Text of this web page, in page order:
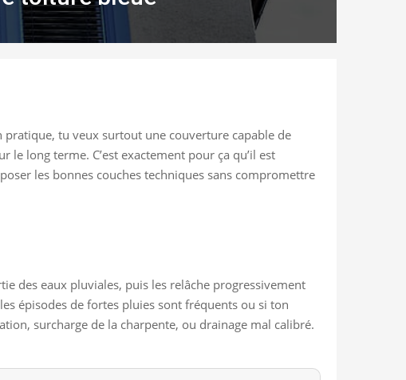
pratique, tu veux surtout une couverture capable de
long terme. C’est exactement pour ça qu’il est
les bonnes couches techniques sans compromettre
des eaux pluviales, puis les relâche progressivement
épisodes de fortes pluies sont fréquents ou si ton
surcharge de la charpente, ou drainage mal calibré.